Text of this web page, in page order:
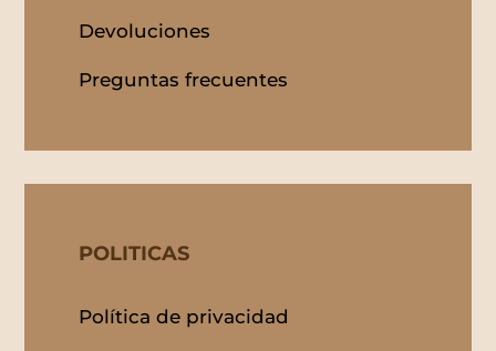
Devoluciones
Preguntas frecuentes
POLITICAS
Política de privacidad